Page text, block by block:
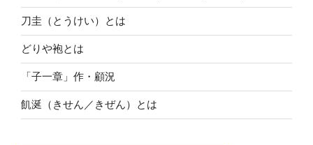
刀圭（とうけい）とは
どりや袍とは
「子一章」作・顧況
飢涎（きせん／きぜん）とは